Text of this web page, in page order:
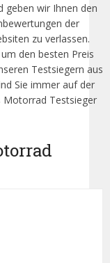
geben wir Ihnen den
der
zu verlassen.
den besten Preis
Testsiegern aus
Sie immer auf der
Motorrad Testsieger